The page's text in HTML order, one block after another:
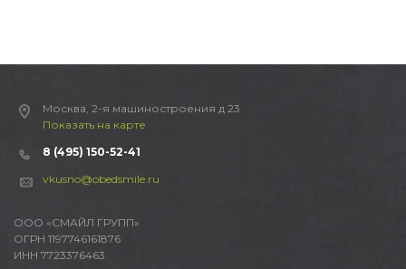
Москва, 2-я машиностроения д 23
Показать на карте
8 (495) 150-52-41
vkusno@obedsmile.ru
ООО «СМАЙЛ ГРУПП»
ОГРН 1197746161876
ИНН 7723376463